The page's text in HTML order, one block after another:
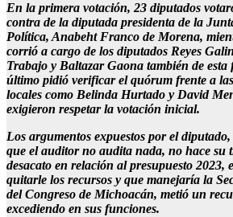
En la primera votación, 23 diputados
contra de la diputada presidenta de la
Política, Anabeht Franco de Morena,
corrió a cargo de los diputados Reyes
Trabajo y Baltazar Gaona también de esta
último pidió verificar el quórum frente a
locales como Belinda Hurtado y David
exigieron respetar la votación inicial.
Los argumentos expuestos por el
que el auditor no audita nada, no hace su
desacato en relación al presupuesto 2023,
quitarle los recursos y que manejaría la
del Congreso de Michoacán, metió un
excediendo en sus funciones.